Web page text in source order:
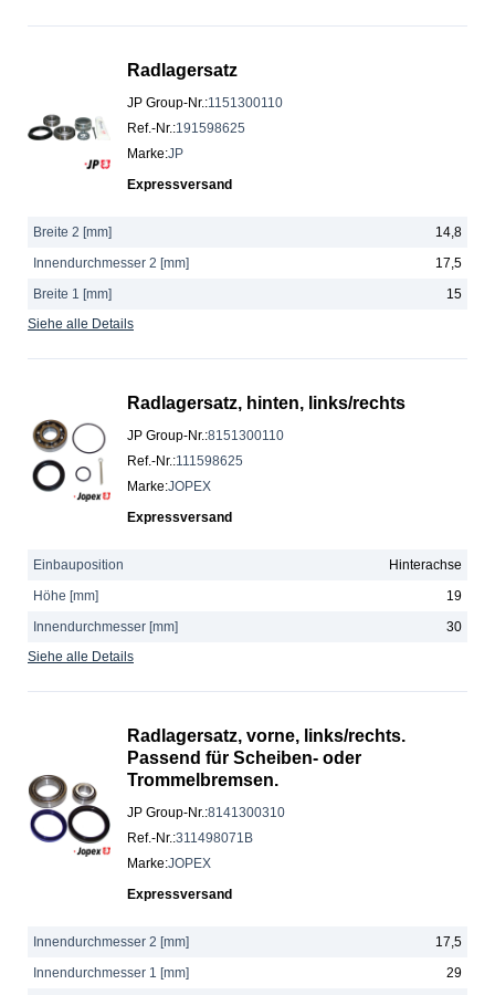
Radlagersatz
JP Group-Nr.:1151300110
Ref.-Nr.:191598625
Marke:JP
Expressversand
Breite 2 [mm]
14,8
Innendurchmesser 2 [mm]
17,5
Breite 1 [mm]
15
Siehe alle Details
Radlagersatz, hinten, links/rechts
JP Group-Nr.:8151300110
Ref.-Nr.:111598625
Marke:JOPEX
Expressversand
Einbauposition
Hinterachse
Höhe [mm]
19
Innendurchmesser [mm]
30
Siehe alle Details
Radlagersatz, vorne, links/rechts.
Passend für Scheiben- oder
Trommelbremsen.
JP Group-Nr.:8141300310
Ref.-Nr.:311498071B
Marke:JOPEX
Expressversand
Innendurchmesser 2 [mm]
17,5
Innendurchmesser 1 [mm]
29